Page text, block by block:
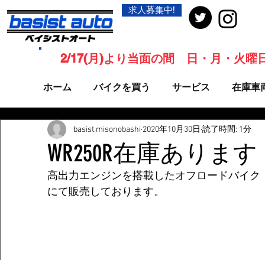
求人募集中!
ホーム バイクを買う サービス 在庫車
2/17(月)より当面の間 日・月・火曜
WR250R在庫ありま
basist.misonobashi 2020年10月30日 読了時間: 1分
高出力エンジンを搭載したオフロードバイ
にて販売しております。